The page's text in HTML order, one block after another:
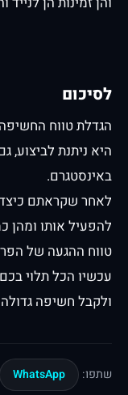
לסיכום
הגדלת טווח
היא ניתנת לביצוע,
באינסטגרם.
לאחר שקראתם
להפעיל אותו ומהן
טווח ההגעה של
עכשיו הכל תלוי
ולקבל חשיפה
שתפו: WhatsApp